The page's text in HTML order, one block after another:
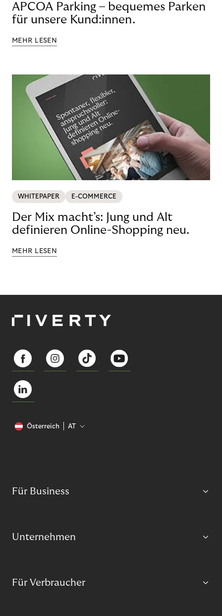
APCOA Parking – bequemes Parken
für unsere Kund:innen.
MEHR LESEN
WHITEPAPER E-COMMERCE
Der Mix macht’s: Jung und Alt
definieren Online-Shopping neu.
MEHR LESEN
Österreich AT
Für Business
Unternehmen
Für Verbraucher